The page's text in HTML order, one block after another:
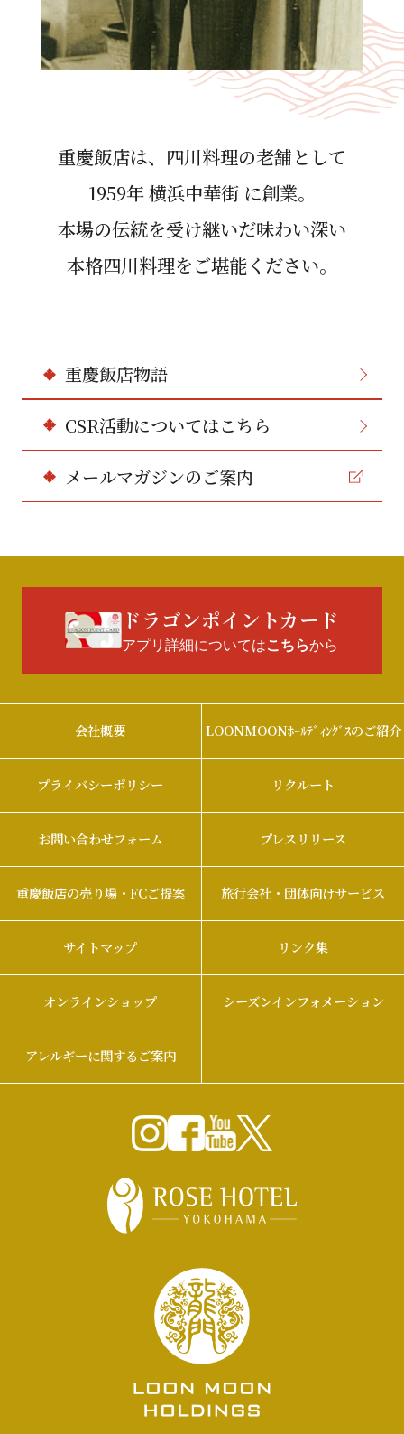
重慶飯店は、四川料理の⽼舗として
1959年 横浜中華街 に創業。
本場の伝統を受け継いだ味わい深い
本格四川料理をご堪能ください。
重慶飯店物語
CSR活動についてはこちら
メールマガジンのご案内
ドラゴンポイントカード
アプリ詳細についてはこちらから
会社概要 LOONMOONﾎｰﾙﾃﾞｨﾝｸﾞｽのご紹介
プライバシーポリシー リクルート
お問い合わせフォーム プレスリリース
重慶飯店の売り場・FCご提案 旅行会社・団体向けサービス
サイトマップ リンク集
オンラインショップ シーズンインフォメーション
アレルギーに関するご案内